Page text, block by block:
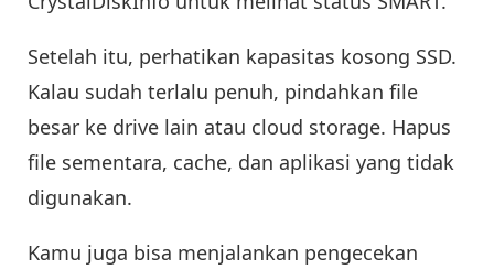
Setelah itu, perhatikan kapasitas kosong SSD.
Kalau sudah terlalu penuh, pindahkan file
besar ke drive lain atau cloud storage. Hapus
file sementara, cache, dan aplikasi yang tidak
digunakan.
Kamu juga bisa menjalankan pengecekan